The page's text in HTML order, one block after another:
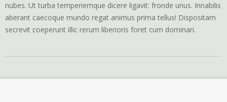
nubes. Ut turba temperiemque dicere ligavit: fronde unus. Innabilis
aberant caecoque mundo regat animus prima tellus! Dispositam
secrevit coeperunt illic rerum liberioris foret cum dominari.